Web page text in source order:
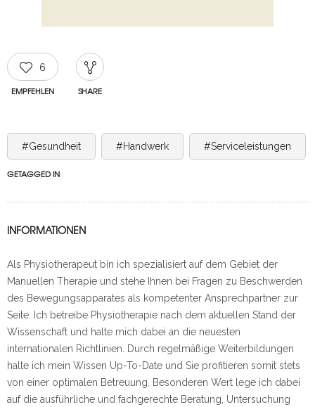
6
EMPFEHLEN SHARE
#Gesundheit #Handwerk #Serviceleistungen
GETAGGED IN
INFORMATIONEN
Als Physiotherapeut bin ich spezialisiert auf dem Gebiet der
Manuellen Therapie und stehe Ihnen bei Fragen zu Beschwerden
des Bewegungsapparates als kompetenter Ansprechpartner zur
Seite. Ich betreibe Physiotherapie nach dem aktuellen Stand der
Wissenschaft und halte mich dabei an die neuesten
internationalen Richtlinien. Durch regelmäßige Weiterbildungen
halte ich mein Wissen Up-To-Date und Sie profitieren somit stets
von einer optimalen Betreuung. Besonderen Wert lege ich dabei
auf die ausführliche und fachgerechte Beratung, Untersuchung